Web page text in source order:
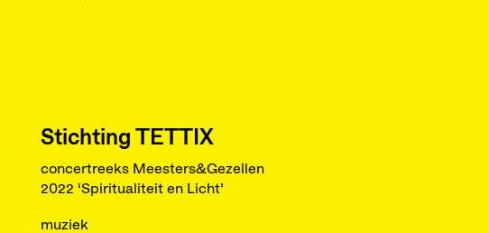
Stichting TETTIX
concertreeks Meesters&Gezellen
2022 ‘Spiritualiteit en Licht’
muziek